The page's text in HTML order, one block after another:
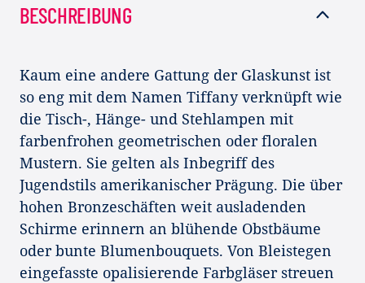
BESCHREIBUNG
Kaum eine andere Gattung der Glaskunst ist
so eng mit dem Namen Tiffany verknüpft wie
die Tisch-, Hänge- und Stehlampen mit
farbenfrohen geometrischen oder floralen
Mustern. Sie gelten als Inbegriff des
Jugendstils amerikanischer Prägung. Die über
hohen Bronzeschäften weit ausladenden
Schirme erinnern an blühende Obstbäume
oder bunte Blumenbouquets. Von Bleistegen
eingefasste opalisierende Farbgläser streuen